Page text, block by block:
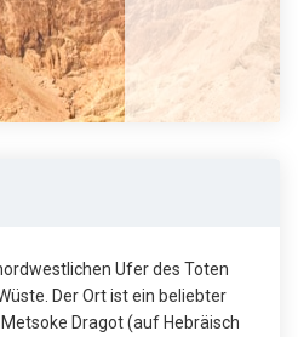
Ufer des Toten
Der Ort ist ein beliebter
Dragot (auf Hebräisch